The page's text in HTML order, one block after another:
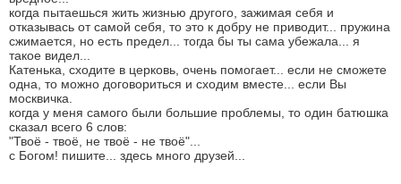
когда пытаешься жить жизнью другого, зажимая себя и
отказывась от самой себя, то это к добру не приводит... пружина
сжимается, но есть предел... тогда бы ты сама убежала... я
такое видел...
Катенька, сходите в церковь, очень помогает... если не сможете
одна, то можно договориться и сходим вместе... если Вы
москвичка.
когда у меня самого были большие проблемы, то один батюшка
сказал всего 6 слов:
"Твоё - твоё, не твоё - не твоё"...
с Богом! пишите... здесь много друзей...